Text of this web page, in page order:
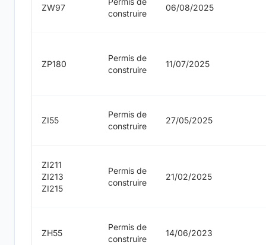
ZW97
construire
06/08/2025
ZP180
Permis de
construire
11/07/2025
ZI55
Permis de
construire
27/05/2025
ZI211
ZI213
ZI215
Permis de
construire
21/02/2025
ZH55
Permis de
construire
14/06/2023